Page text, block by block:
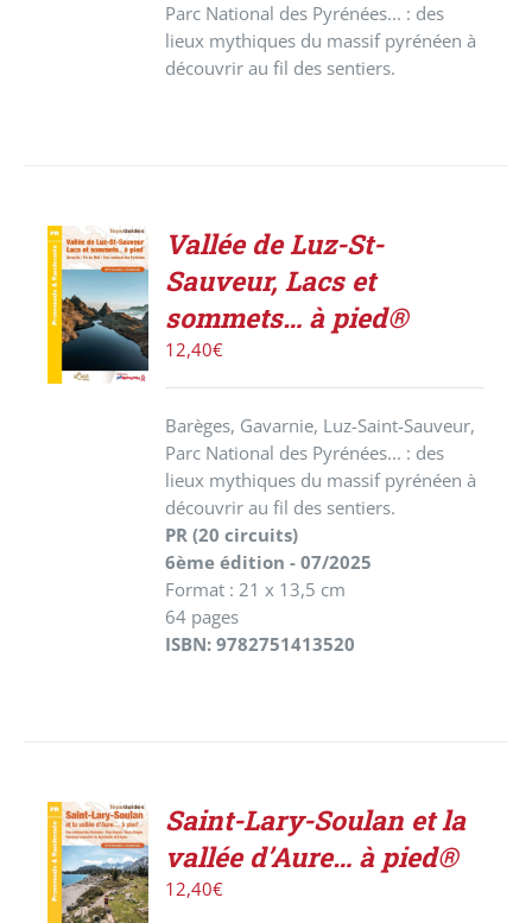
Parc National des Pyrénées... : des
lieux mythiques du massif pyrénéen à
découvrir au fil des sentiers.
ACHETER
LE
PRODUIT
/
DÉTAILS
Vallée de Luz-St-
Sauveur, Lacs et
sommets… à pied®
12,40€
Barèges, Gavarnie, Luz-Saint-Sauveur,
Parc National des Pyrénées... : des
lieux mythiques du massif pyrénéen à
découvrir au fil des sentiers.
PR (20 circuits)
6ème édition - 07/2025
Format : 21 x 13,5 cm
64 pages
ISBN: 9782751413520
ACHETER
LE
PRODUIT
/
Saint-Lary-Soulan et la
vallée d’Aure… à pied®
12,40€